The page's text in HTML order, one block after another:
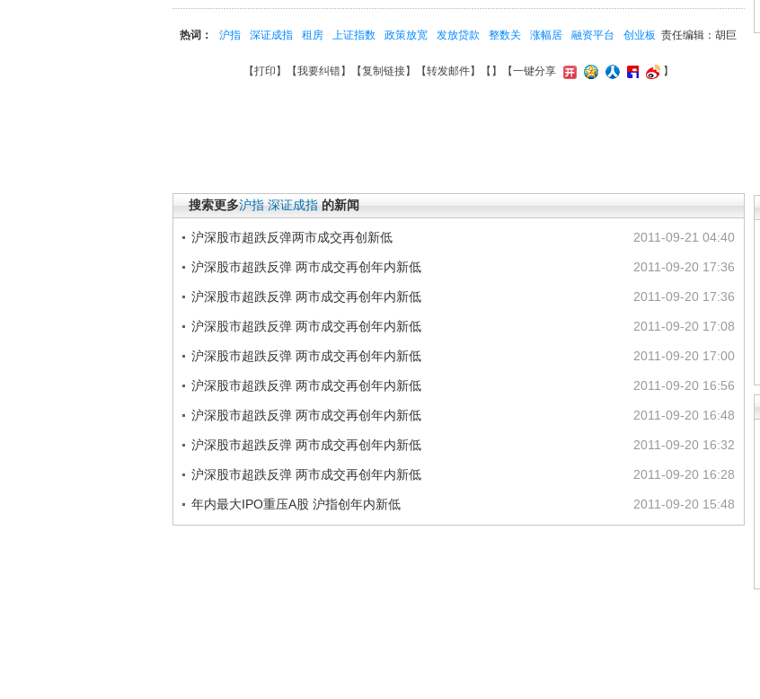
责任编辑：胡巨
热词： 沪指 深证成指 租房 上证指数 政策放宽 发放贷款 整数关 涨幅居 融资平台 创业板
【打印 】【我要纠错】【复制链接】【转发邮件】【 】 【一键分享 】
搜索更多沪指 深证成指 的新闻
2011-09-21 04:40
沪深股市超跌反弹两市成交再创新低
2011-09-20 17:36
沪深股市超跌反弹 两市成交再创年内新低
2011-09-20 17:36
沪深股市超跌反弹 两市成交再创年内新低
2011-09-20 17:08
沪深股市超跌反弹 两市成交再创年内新低
2011-09-20 17:00
沪深股市超跌反弹 两市成交再创年内新低
2011-09-20 16:56
沪深股市超跌反弹 两市成交再创年内新低
2011-09-20 16:48
沪深股市超跌反弹 两市成交再创年内新低
2011-09-20 16:32
沪深股市超跌反弹 两市成交再创年内新低
2011-09-20 16:28
沪深股市超跌反弹 两市成交再创年内新低
2011-09-20 15:48
年内最大IPO重压A股 沪指创年内新低